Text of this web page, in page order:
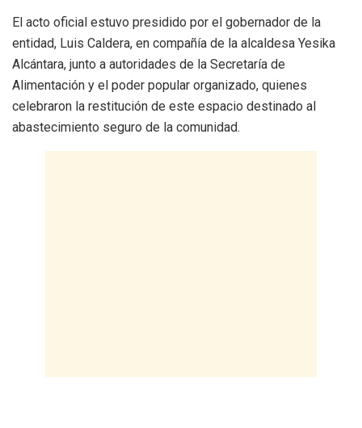
El acto oficial estuvo presidido por el gobernador de la
entidad, Luis Caldera, en compañía de la alcaldesa Yesika
Alcántara, junto a autoridades de la Secretaría de
Alimentación y el poder popular organizado, quienes
celebraron la restitución de este espacio destinado al
abastecimiento seguro de la comunidad.